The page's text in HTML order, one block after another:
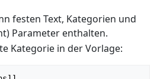
festen Text, Kategorien und
Parameter enthalten.
Kategorie in der Vorlage: